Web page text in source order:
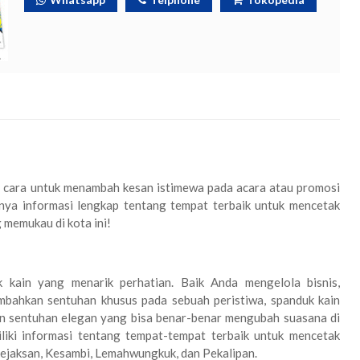
untuk menambah kesan istimewa pada acara atau promosi
informasi lengkap tentang tempat terbaik untuk mencetak
di kota ini!
yang menarik perhatian. Baik Anda mengelola bisnis,
sentuhan khusus pada sebuah peristiwa, spanduk kain
elegan yang bisa benar-benar mengubah suasana di
informasi tentang tempat-tempat terbaik untuk mencetak
Kesambi, Lemahwungkuk, dan Pekalipan.